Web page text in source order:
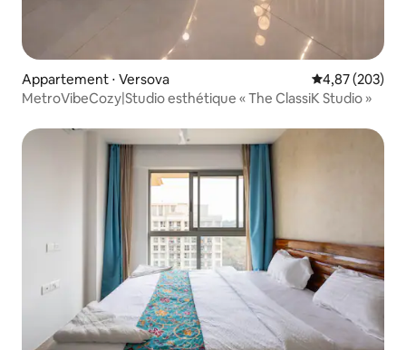
Appartement ⋅ Versova Évaluation
4,87 (203)
MetroVibeCozy|Studio esthétique « The ClassiK Studio »